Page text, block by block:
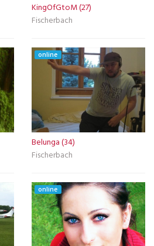
KingOfGtoM (27)
Fischerbach
online
Belunga (34)
Fischerbach
online